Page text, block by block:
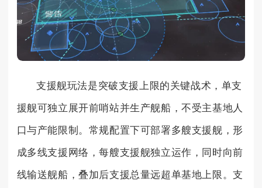
支援舰玩法是突破支援上限的关键战术，单支
援舰可独立展开前哨站并生产舰船，不受主基地人
口与产能限制。常规配置下可部署多艘支援舰，形
成多线支援网络，每艘支援舰独立运作，同时向前
线输送舰船，叠加后支援总量远超单基地上限。支